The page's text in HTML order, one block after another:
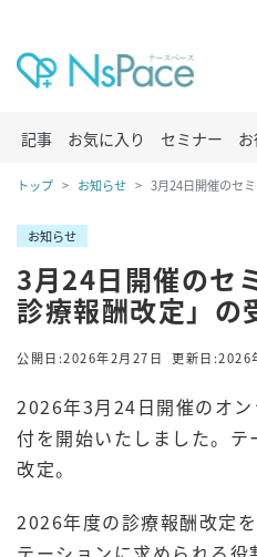
記事 お気に入り セミナー
トップ お知らせ 3月24日開催のセ
お知らせ
3月24日開催のセ
診療報酬改定」の
公開日:2026年2月27日 更新日:2026
2026年3月24日開催のオ
付を開始いたしました。
改定。
2026年度の診療報酬改定